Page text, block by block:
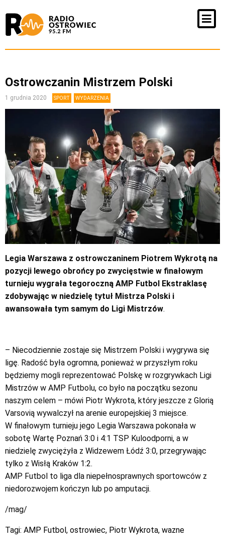
Ostrowczanin Mistrzem Polski
1 grudnia 2020 SPORT WYDARZENIA
Legia Warszawa z ostrowczaninem Piotrem Wykrotą na
pozycji lewego obrońcy po zwycięstwie w finałowym
turnieju wygrała tegoroczną AMP Futbol Ekstraklasę
zdobywając w niedzielę tytuł Mistrza Polski i
awansowała tym samym do Ligi Mistrzów.
– Niecodziennie zostaje się Mistrzem Polski i wygrywa się
ligę. Radość była ogromna, ponieważ w przyszłym roku
będziemy mogli reprezentować Polskę w rozgrywkach Ligi
Mistrzów w AMP Futbolu, co było na początku sezonu
naszym celem – mówi Piotr Wykrota, który jeszcze z Glorią
Varsovią wywalczył na arenie europejskiej 3 miejsce.
W finałowym turnieju jego Legia Warszawa pokonała w
sobotę Wartę Poznań 3:0 i 4:1 TSP Kuloodporni, a w
niedzielę zwyciężyła z Widzewem Łódź 3:0, przegrywając
tylko z Wisłą Kraków 1:2.
AMP Futbol to liga dla niepełnosprawnych sportowców z
niedorozwojem kończyn lub po amputacji.
/mag/
Tagi: AMP Futbol, ostrowiec, Piotr Wykrota, wazne